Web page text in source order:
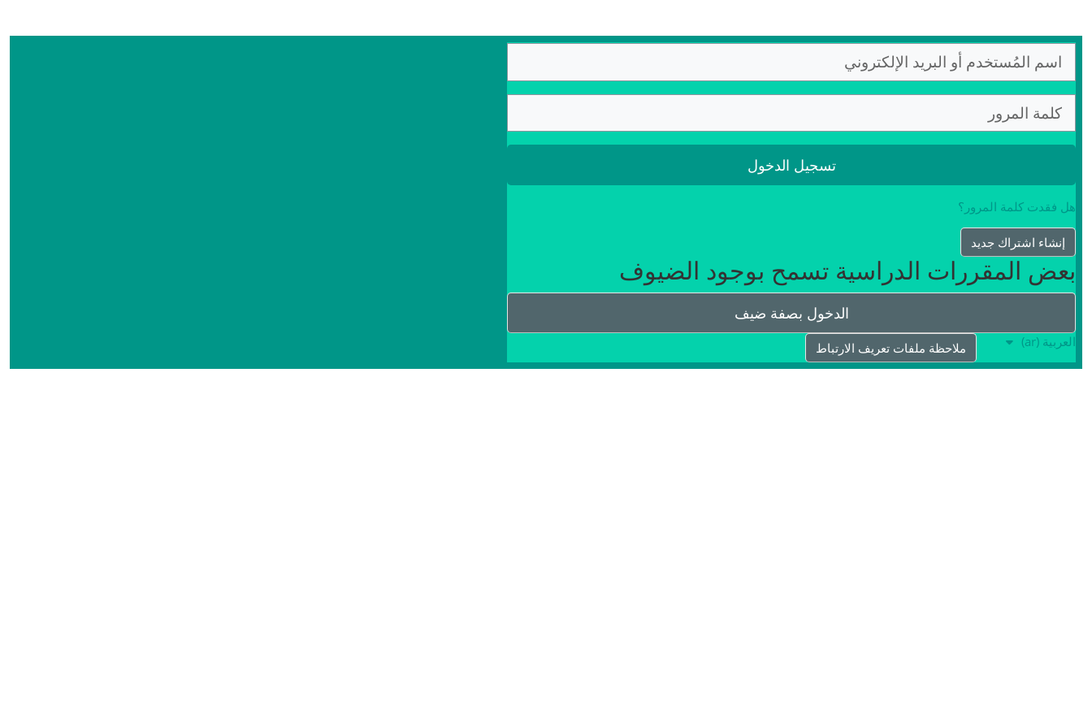
تخطى لتنشيء حسابًا جديدًا
اسم المُستخدم أو البريد الإلكتروني
تسجيل الدخول
هل فقدت كلمة المرور؟
إنشاء اشتراك جديد
بعض المقررات الدراسية تسمح بوجود الضيوف
الدخول بصفة ضيف
العربية ‎(ar)‎ ملاحظة ملفات تعريف الارتباط